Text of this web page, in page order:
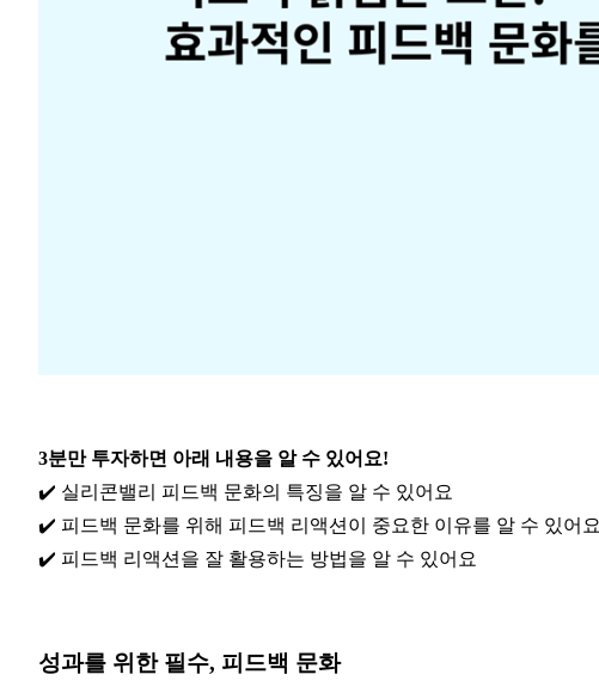
3분만 투자하면 아래 내용을 알 수 있어요!
✔️ 실리콘밸리 피드백 문화의 특징을 알 수 있어요
✔️ 피드백 문화를 위해 피드백 리액션이 중요한 이유를 알 수 있어요
✔️ 피드백 리액션을 잘 활용하는 방법을 알 수 있어요
성과를 위한 필수, 피드백 문화